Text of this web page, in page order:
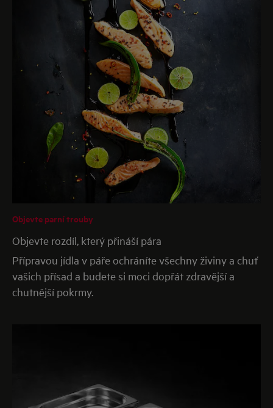
Objevte parní trouby
Objevte rozdíl, který přináší pára
Přípravou jídla v páře ochráníte všechny živiny a chuť
vašich přísad a budete si moci dopřát zdravější a
chutnější pokrmy.